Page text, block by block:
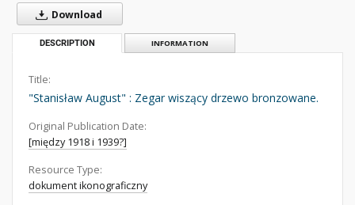
Download
DESCRIPTION INFORMATION
Title:
"Stanisław August" : Zegar wiszący drzewo bronzowane.
Original Publication Date:
[między 1918 i 1939?]
Resource Type:
dokument ikonograficzny